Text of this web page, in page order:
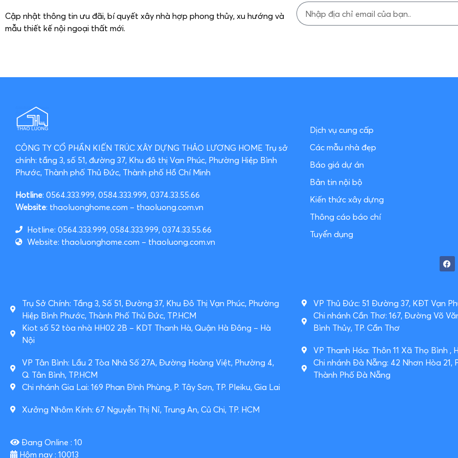
Cập nhật thông tin ưu đãi, bí quyết xây nhà hợp phong thủy, xu hướng và
mẫu thiết kế nội ngoại thất mới.
CÔNG TY CỔ PHẦN KIẾN TRÚC XÂY DỰNG THẢO LƯƠNG HOME Trụ sở
chính: tầng 3, số 51, đường 37, Khu đô thị Vạn Phúc, Phường Hiệp Bình
Phước, Thành phố Thủ Đức, Thành phố Hồ Chí Minh
Hotline: 0564.333.999, 0584.333.999, 0374.33.55.66
Website: thaoluonghome.com – thaoluong.com.vn
Hotline: 0564.333.999, 0584.333.999, 0374.33.55.66
Website: thaoluonghome.com – thaoluong.com.vn
Dịch vụ cung cấp
Các mẫu nhà đẹp
Báo giá dự án
Bản tin nội bộ
Kiến thức xây dựng
Thông cáo báo chí
Tuyển dụng
Trụ Sở Chính: Tầng 3, Số 51, Đường 37, Khu Đô Thị Vạn Phúc, Phường
Hiệp Bình Phước, Thành Phố Thủ Đức, TP.HCM
Kiot số 52 tòa nhà HH02 2B – KDT Thanh Hà, Quận Hà Đông – Hà
Nội
VP Tân Bình: Lầu 2 Tòa Nhà Số 27A, Đường Hoàng Việt, Phường 4,
Q. Tân Bình, TP.HCM
Chi nhánh Gia Lai: 169 Phan Đình Phùng, P. Tây Sơn, TP. Pleiku, Gia Lai
Xưởng Nhôm Kính: 67 Nguyễn Thị Nỉ, Trung An, Củ Chi, TP. HCM
VP Thủ Đức: 51 Đường 37, KĐT Vạn
Chi nhánh Cần Thơ: 167, Đường Võ
Bình Thủy, TP. Cần Thơ
VP Thanh Hóa: Thôn 11 Xã Thọ Bình ,
Chi nhánh Đà Nẵng: 42 Nhơn Hòa 21,
Thành Phố Đà Nẵng
Đang Online : 10
Hôm nay : 10013